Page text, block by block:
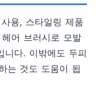
용, 스타일링 제품
어 브러시로 모발
니다. 이밖에도 두피
는 것도 도움이 됩